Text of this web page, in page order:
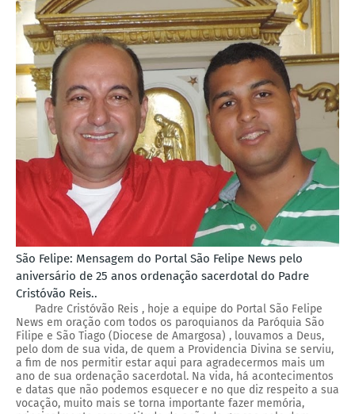
São Felipe: Mensagem do Portal São Felipe News pelo
aniversário de 25 anos ordenação sacerdotal do Padre
Cristóvão Reis..
Padre Cristóvão Reis , hoje a equipe do Portal São Felipe
News em oração com todos os paroquianos da Paróquia São
Filipe e São Tiago (Diocese de Amargosa) , louvamos a Deus,
pelo dom de sua vida, de quem a Providencia Divina se serviu,
a fim de nos permitir estar aqui para agradecermos mais um
ano de sua ordenação sacerdotal. Na vida, há acontecimentos
e datas que não podemos esquecer e no que diz respeito a sua
vocação, muito mais se torna importante fazer memória,